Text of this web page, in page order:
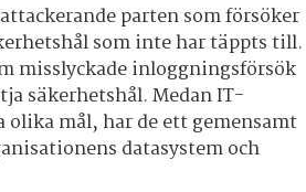
parten som försöker
som inte har täppts till.
misslyckade inloggningsförsök
säkerhetshål. Medan IT-
olika mål, har de ett gemensamt
datasystem och